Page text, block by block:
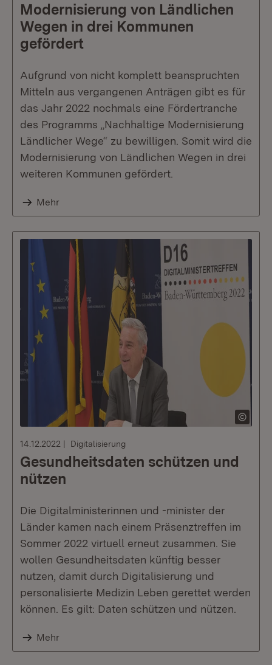
Modernisierung von Ländlichen
Wegen in drei Kommunen
gefördert
Aufgrund von nicht komplett beanspruchten
Mitteln aus vergangenen Anträgen gibt es für
das Jahr 2022 nochmals eine Fördertranche
des Programms „Nachhaltige Modernisierung
Ländlicher Wege“ zu bewilligen. Somit wird die
Modernisierung von Ländlichen Wegen in drei
weiteren Kommunen gefördert.
Mehr
14.12.2022 Digitalisierung
Gesundheitsdaten schützen und
nützen
Die Digitalministerinnen und -minister der
Länder kamen nach einem Präsenztreffen im
Sommer 2022 virtuell erneut zusammen. Sie
wollen Gesundheitsdaten künftig besser
nutzen, damit durch Digitalisierung und
personalisierte Medizin Leben gerettet werden
können. Es gilt: Daten schützen und nützen.
Mehr